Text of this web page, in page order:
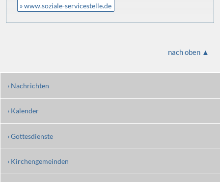
» www.soziale-servicestelle.de
nach oben ▲
› Nachrichten
› Kalender
› Gottesdienste
› Kirchengemeinden